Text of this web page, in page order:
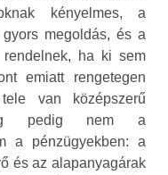
kényelmes, a
megoldás, és a
ha ki sem
emiatt rengetegen
van középszerű
pedig nem a
a pénzügyekben: a
és az alapanyagárak